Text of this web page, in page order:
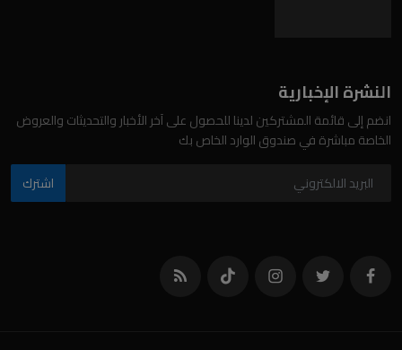
النشرة الإخبارية
انضم إلى قائمة المشتركين لدينا للحصول على آخر الأخبار والتحديثات والعروض
الخاصة مباشرة في صندوق الوارد الخاص بك
اشترك